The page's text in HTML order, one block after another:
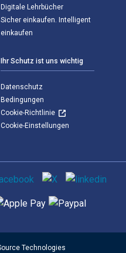
Digitale Lehrbücher
Sicher einkaufen. Intelligent
einkaufen
Ihr Schutz ist uns wichtig
Datenschutz
Bedingungen
Cookie-Richtlinie
Cookie-Einstellungen
Technologies